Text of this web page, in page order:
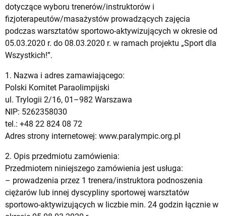
dotyczące wyboru trenerów/instruktorów i
fizjoterapeutów/masażystów prowadzących zajęcia
podczas warsztatów sportowo-aktywizujących w okresie od
05.03.2020 r. do 08.03.2020 r. w ramach projektu „Sport dla
Wszystkich!”.
1. Nazwa i adres zamawiającego:
Polski Komitet Paraolimpijski
ul. Trylogii 2/16, 01–982 Warszawa
NIP: 5262358030
tel.: +48 22 824 08 72
Adres strony internetowej: www.paralympic.org.pl
2. Opis przedmiotu zamówienia:
Przedmiotem niniejszego zamówienia jest usługa:
– prowadzenia przez 1 trenera/instruktora podnoszenia
ciężarów lub innej dyscypliny sportowej warsztatów
sportowo-aktywizujących w liczbie min. 24 godzin łącznie w